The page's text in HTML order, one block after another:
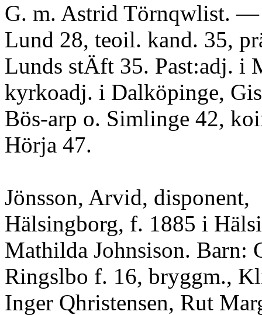
G. m. Astrid Törnqwlist. —
Lund 28, teoil. kand. 35,
Lunds stÄft 35. Past:adj. i
kyrkoadj. i Dalköpinge,
Bös-arp o. Simlinge 42,
Hörja 47.
Jönsson, Arvid, disponent,
Hälsingborg, f. 1885 i
Mathilda Johnsison. Barn:
Ringslbo f. 16, bryggm.,
Inger Qhristensen, Rut